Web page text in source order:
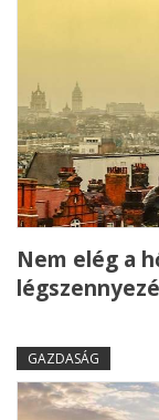
Nem elég a
GAZDASÁG